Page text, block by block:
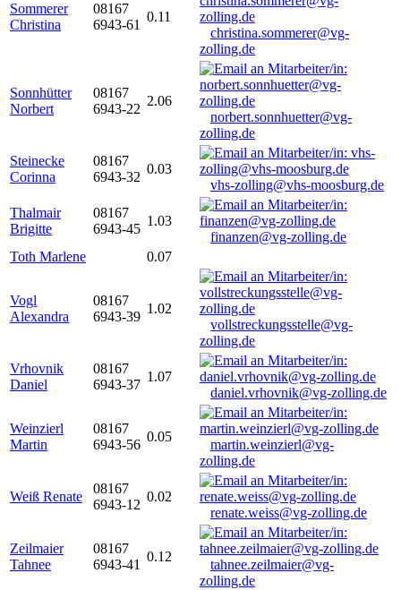
Sommerer
Christina
08167
6943-61
0.11
christina.sommerer@vg-
zolling.de
Sonnhütter
Norbert
08167
6943-22
2.06
norbert.sonnhuetter@vg-
zolling.de
Steinecke
Corinna
08167
6943-32
0.03
vhs-zolling@vhs-moosburg.de
Thalmair
Brigitte
08167
6943-45
1.03
finanzen@vg-zolling.de
Toth Marlene
0.07
Vogl
Alexandra
08167
6943-39
1.02
vollstreckungsstelle@vg-
zolling.de
Vrhovnik
Daniel
08167
6943-37
1.07
daniel.vrhovnik@vg-zolling.de
Weinzierl
Martin
08167
6943-56
0.05
martin.weinzierl@vg-
zolling.de
Weiß Renate
08167
6943-12
0.02
renate.weiss@vg-zolling.de
Zeilmaier
Tahnee
08167
6943-41
0.12
tahnee.zeilmaier@vg-
zolling.de